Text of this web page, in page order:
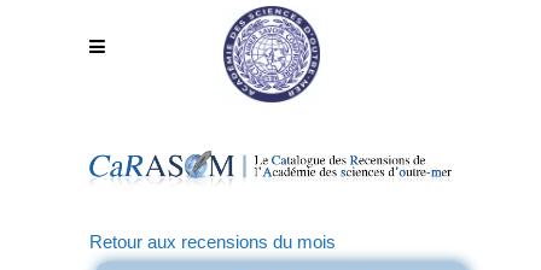
Retour aux recensions du mois